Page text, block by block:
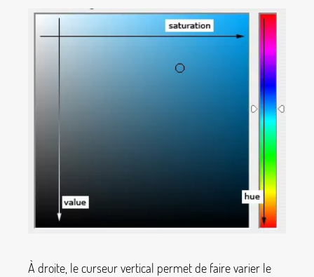
À droite, le curseur vertical permet de faire varier le